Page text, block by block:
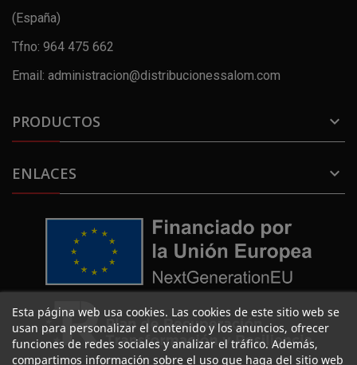
(España)
Tfno: 964 475 662
Email: administracion@distribucionessalom.com
PRODUCTOS 
ENLACES 
Esta página web usa cookies. Las cookies de este sitio web se
usan para personalizar el contenido y los anuncios, ofrecer
funciones de redes sociales y analizar el tráfico. Además,
compartimos información sobre el uso que haga del sitio web